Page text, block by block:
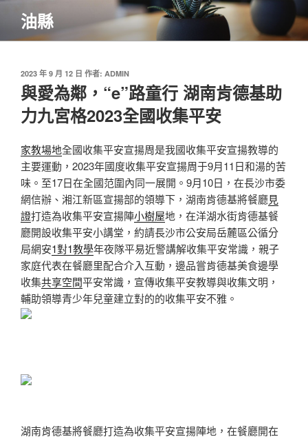
主
油縣
發
佈
於
2023 年 9 月 12 日 作者: ADMIN
與愛為鄰，“e”路童行 湖南肯德基助
力九宮格2023全國收集平安
家教場地全國收集平安宣揚周是我國收集平安宣揚教導的
主要運動，2023年國度收集平安宣揚周于9月11日和湯的苦
味。至17日在全國范圍內同一展開。9月10日，在長沙市委
網信辦、湘江新區宣揚部的領導下，湖南肯德基將餐廳見
證打造為收集平安宣揚陣小樹屋地，在洋湖水街肯德基餐
廳開設收集平安小講堂，約請長沙市公安局岳麓區公循分
局網安1對1教學年夜隊平易近警講解收集平安常識，親子
家庭代表在餐廳里配合介入互動，邊品嘗肯德基美食邊學
收集共享空間平安常識，宣傳收集平安教導與收集文明，
輔助領導青少年兒童建立對的的收集平安不雅。
湖南肯德基將餐廳打造為收集平安宣揚陣地，在餐廳開在